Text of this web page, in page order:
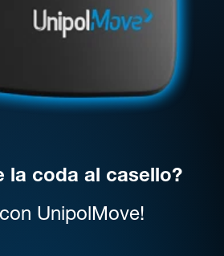
la coda al casello?
UnipolMove!